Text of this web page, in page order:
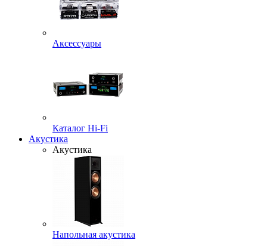
Аксессуары
Каталог Hi-Fi
Акустика
Акустика
Напольная акустика